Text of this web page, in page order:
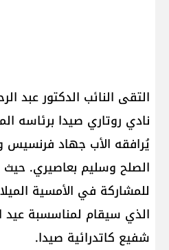
التقى النائب الدكتور عبد
نادي روتاري صيدا برئاسه
يُرافقه الأب جهاد فرنسيس
الصلح وسليم بعاصيري. حيث
للمشاركة في الأمسية
الذي سيقام لمناسسبة
شفيع كاتدرائية صيدا.